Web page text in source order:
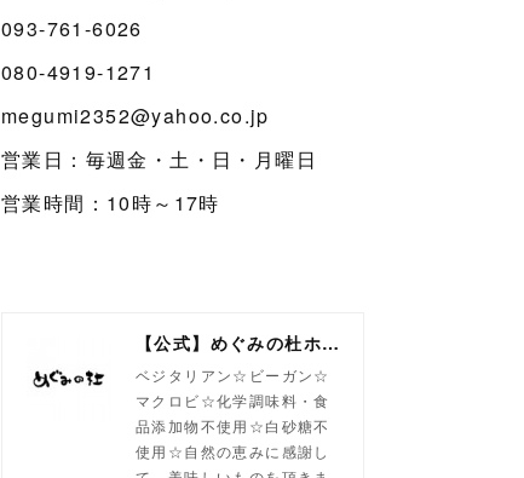
093-761-6026
080-4919-1271
megumi2352@yahoo.co.jp
営業日：毎週金・土・日・月曜日
営業時間：10時～17時
【公式】めぐみの杜ホームページ(旧自然食工房）
ベジタリアン☆ビーガン☆
マクロビ☆化学調味料・食
品添加物不使用☆白砂糖不
使用☆自然の恵みに感謝し